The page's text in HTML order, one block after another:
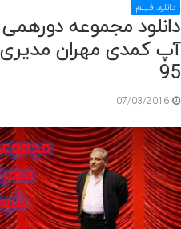
دانلود فیلم
دانلود مجموعه
آپ کمدی مهران مدیری
95
07/03/2016